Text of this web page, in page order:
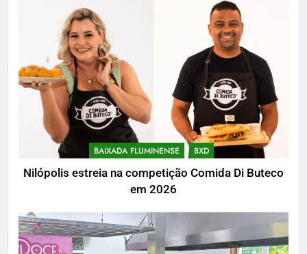
BAIXADA FLUMINENSE BXD
Nilópolis estreia na competição Comida Di Buteco
em 2026